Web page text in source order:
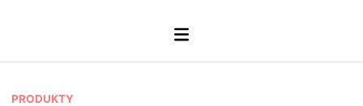
Main
P
PRODUKTY